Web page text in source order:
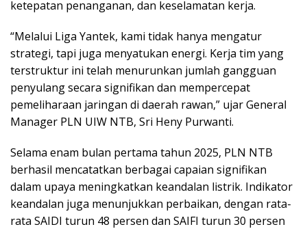
ketepatan penanganan, dan keselamatan kerja.
“Melalui Liga Yantek, kami tidak hanya mengatur
strategi, tapi juga menyatukan energi. Kerja tim yang
terstruktur ini telah menurunkan jumlah gangguan
penyulang secara signifikan dan mempercepat
pemeliharaan jaringan di daerah rawan,” ujar General
Manager PLN UIW NTB, Sri Heny Purwanti.
Selama enam bulan pertama tahun 2025, PLN NTB
berhasil mencatatkan berbagai capaian signifikan
dalam upaya meningkatkan keandalan listrik. Indikator
keandalan juga menunjukkan perbaikan, dengan rata-
rata SAIDI turun 48 persen dan SAIFI turun 30 persen